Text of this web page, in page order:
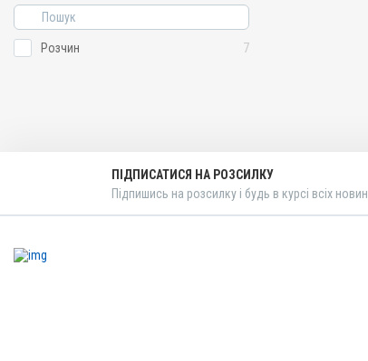
Розчин 7
ПІДПИСАТИСЯ НА РОЗСИЛКУ
Підпишись на розсилку і будь в курсі всіх новин